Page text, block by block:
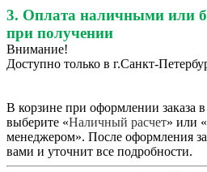
3. Оплата наличными или
при получении
Внимание!
Доступно только в г.Санкт-
В корзине при оформлении заказа
выберите «Наличный расчет» или
менеджером». После оформления
вами и уточнит все подробности.